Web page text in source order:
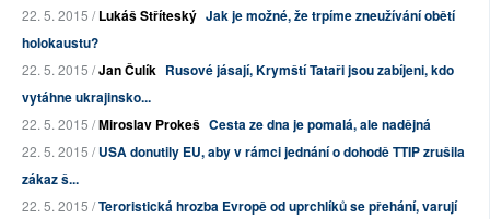
22. 5. 2015 /Lukáš Stříteský Jak je možné, že trpíme zneužívání obětí
holokaustu?
22. 5. 2015 /Jan Čulík Rusové jásají, Krymští Tataři jsou zabíjeni, kdo
vytáhne ukrajinsko...
22. 5. 2015 /Miroslav Prokeš Cesta ze dna je pomalá, ale nadějná
22. 5. 2015 /USA donutily EU, aby v rámci jednání o dohodě TTIP zrušila
zákaz š...
22. 5. 2015 /Teroristická hrozba Evropě od uprchlíků se přehání, varují